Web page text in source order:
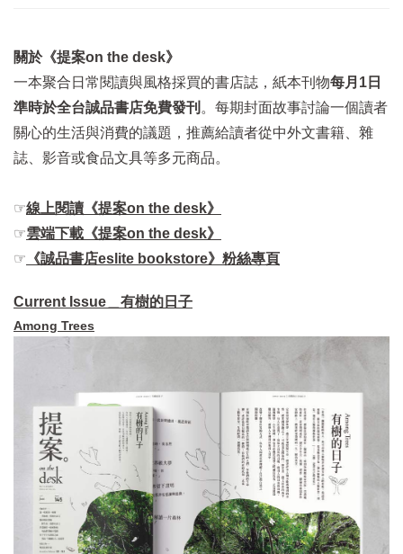
關於《提案on the desk》
一本聚合日常閱讀與風格採買的書店誌，紙本刊物每月1日
準時於全台誠品書店免費發刊 。每期封面故事討論一個讀者
關心的生活與消費的議題，推薦給讀者從中外文書籍、雜
誌、影音或食品文具等多元商品。
☞線上閱讀《提案on the desk》
☞雲端下載《提案on the desk》
☞ 《誠品書店eslite bookstore》粉絲專頁
Current Issue＿有樹的日子
Among Trees